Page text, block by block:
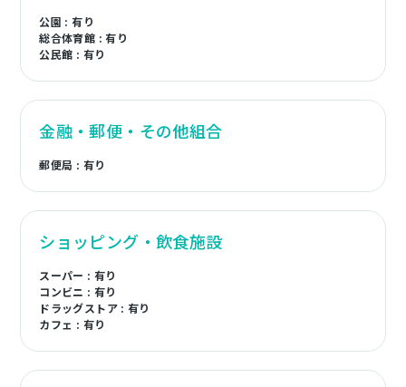
公園 : 有り
総合体育館 : 有り
公民館 : 有り
金融・郵便・その他組合
郵便局 : 有り
ショッピング・飲食施設
スーパー : 有り
コンビニ : 有り
ドラッグストア : 有り
カフェ : 有り